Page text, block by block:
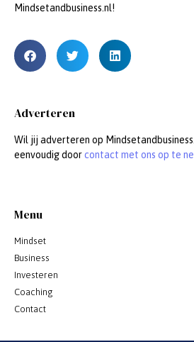
Mindsetandbusiness.nl!
Adverteren
Wil jij adverteren op
eenvoudig doorcontact met ons op te
Menu
Mindset
Business
Investeren
Coaching
Contact